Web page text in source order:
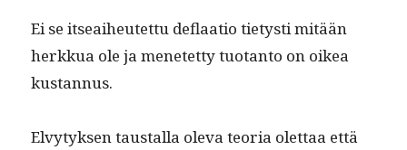
Ei se itseai­heutet­tu deflaa­tio tietysti mitään
herkkua ole ja menetet­ty tuotan­to on oikea
kustannus.
Elvy­tyk­sen taustal­la ole­va teo­ria olet­taa että